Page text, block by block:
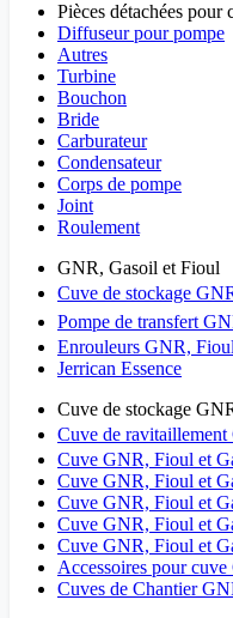
Pièces détachées pour
Diffuseur pour pompe
Autres
Turbine
Bouchon
Bride
Carburateur
Condensateur
Corps de pompe
Joint
Roulement
GNR, Gasoil et Fioul
Cuve de stockage
Pompe de transfert
Enrouleurs GNR,
Jerrican Essence
Cuve de stockage
Cuve de
Cuve GNR, Fioul et
Cuve GNR, Fioul et
Cuve GNR, Fioul et
Cuve GNR, Fioul et
Cuve GNR, Fioul et
Accessoires pour
Cuves de Chantier